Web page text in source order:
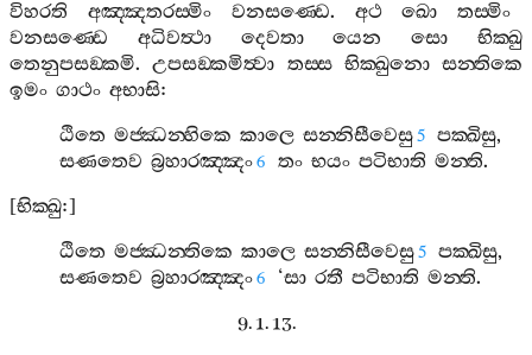
විහරති
අඤ‍්ඤතරස‍්මිං වනසණ‍්ඩෙ. අථ ඛො
තස‍්මිං
වනසණ‍්ඩෙ
අධිවත්‍ථා දෙවතා යෙන සො
භික‍්ඛු
තෙනුපසඞ‍්කමි.උපසඞ‍්කමිත්‍වා තස‍්ස භික‍්ඛුනො සන‍්තිකෙ
ඉමං ගාථං අභාසි:
ඨිතෙ මජ‍්ඣන‍්හිකෙ කාලෙ සන‍්නිසීවෙසු5 පක‍්ඛිසු,
සණතෙව බ්‍රහාරඤ‍්ඤං6 තං භයං පටිභාති මන‍්ති.
[භික‍්ඛු:]
ඨිතෙ මජ‍්ඣන‍්තිකෙ කාලෙ සන‍්නිසීවෙසු5 පක‍්ඛිසු,
සණතෙව බ්‍රහාරඤ‍්ඤං6 ‘සා රතී පටිභාති මන‍්ති.
9. 1. 13.